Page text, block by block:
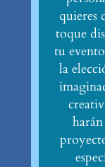
quieres
toque
tu
la